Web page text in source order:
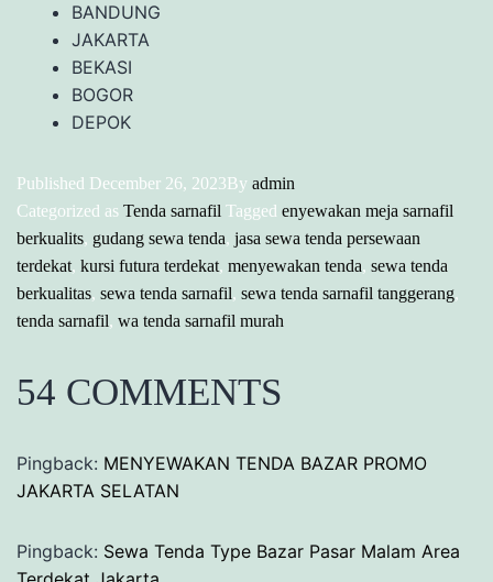
BANDUNG
JAKARTA
BEKASI
BOGOR
DEPOK
Published December 26, 2023By admin
Categorized as Tenda sarnafil Tagged enyewakan meja sarnafil
berkualits, gudang sewa tenda, jasa sewa tenda persewaan
terdekat, kursi futura terdekat, menyewakan tenda, sewa tenda
berkualitas, sewa tenda sarnafil, sewa tenda sarnafil tanggerang,
tenda sarnafil, wa tenda sarnafil murah
54 COMMENTS
Pingback: MENYEWAKAN TENDA BAZAR PROMO
JAKARTA SELATAN
Pingback: Sewa Tenda Type Bazar Pasar Malam Area